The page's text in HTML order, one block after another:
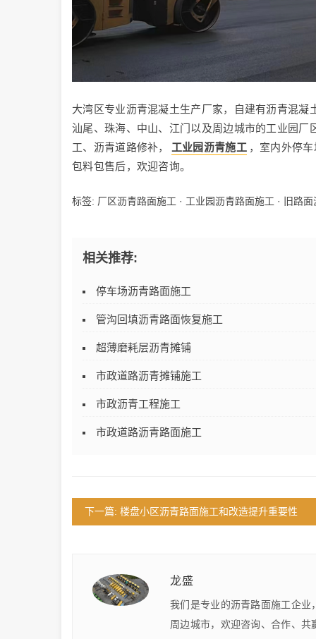
大湾区专业沥青混凝土生产厂家，自建有沥青混
汕尾、珠海、中山、江门以及周边城市的工业园
工、沥青道路修补，
工业园沥青施工 ，室内外停
包料包售后，欢迎咨询。
标签: 厂区沥青路面施工 · 工业园沥青路面施工 · 旧路面
相关推荐:
停车场沥青路面施工
管沟回填沥青路面恢复施工
超薄磨耗层沥青摊铺
市政道路沥青摊铺施工
市政沥青工程施工
市政道路沥青路面施工
下一篇: 楼盘小区沥青路面施工和改造提升重要性
龙盛
我们是专业的沥青路面施工企
周边城市，欢迎咨询、合作、共